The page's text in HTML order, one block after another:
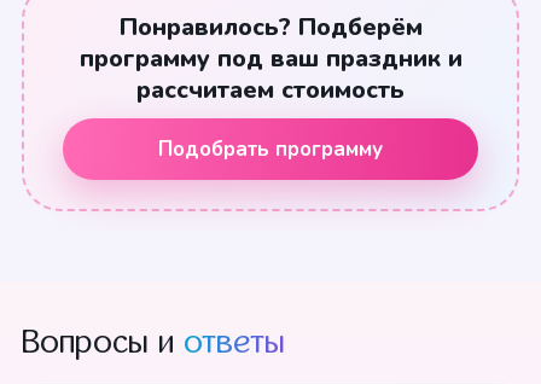
Понравилось? Подберём
программу под ваш праздник и
рассчитаем стоимость
Подобрать программу
Вопросы и ответы